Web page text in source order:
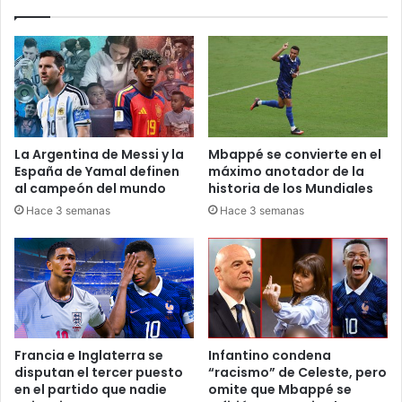
La Argentina de Messi y la
España de Yamal definen
al campeón del mundo
Hace 3 semanas
Mbappé se convierte en el
máximo anotador de la
historia de los Mundiales
Hace 3 semanas
Francia e Inglaterra se
disputan el tercer puesto
en el partido que nadie
Infantino condena
“racismo” de Celeste, pero
omite que Mbappé se